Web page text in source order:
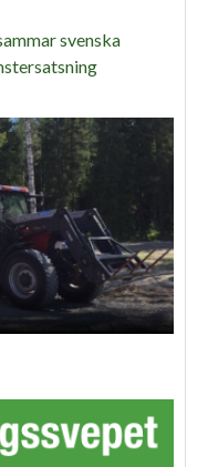
svenska